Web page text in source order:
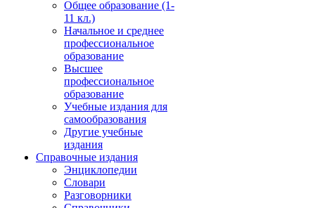
Общее образование (1-
11 кл.)
Начальное и среднее
профессиональное
образование
Высшее
профессиональное
образование
Учебные издания для
самообразования
Другие учебные
издания
Справочные издания
Энциклопедии
Словари
Разговорники